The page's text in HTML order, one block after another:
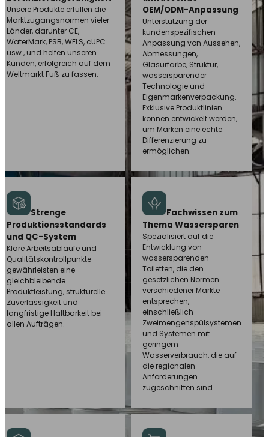
Unsere Produkte erfüllen die
Marktzugangsnormen vieler
Länder, darunter CE,
WaterMark, PSB, WELS, cUPC
usw., und helfen unseren
Kunden, erfolgreich auf dem
Weltmarkt Fuß zu fassen.
OEM/ODM-Anpassung
Unterstützung der
kundenspezifischen
Anpassung von Aussehen,
Abmessungen,
Glasurfarbe, Struktur,
wassersparender
Technologie und
Eigenmarkenverpackung.
Exklusive Produktlinien
können entwickelt werden,
um Marken eine echte
Differenzierung zu
ermöglichen.
Strenge
Produktionsstandards
und QC-System
Klare Arbeitsabläufe und
Qualitätskontrollpunkte
gewährleisten eine
gleichbleibende
Produktleistung, strukturelle
Zuverlässigkeit und
langfristige Haltbarkeit bei
allen Aufträgen.
Fachwissen zum
Thema Wassersparen
Spezialisiert auf die
Entwicklung von
wassersparenden
Toiletten, die den
gesetzlichen Normen
verschiedener Märkte
entsprechen,
einschließlich
Zweimengenspülsystemen
und Systemen mit
geringem
Wasserverbrauch, die auf
die regionalen
Anforderungen
zugeschnitten sind.